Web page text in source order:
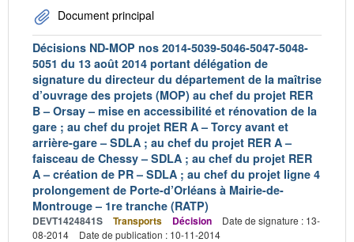
Document principal
Décisions ND-MOP nos 2014-5039-5046-5047-5048-
5051 du 13 août 2014 portant délégation de
signature du directeur du département de la maîtrise
d’ouvrage des projets (MOP) au chef du projet RER
B – Orsay – mise en accessibilité et rénovation de la
gare ; au chef du projet RER A – Torcy avant et
arrière-gare – SDLA ; au chef du projet RER A –
faisceau de Chessy – SDLA ; au chef du projet RER
A – création de PR – SDLA ; au chef du projet ligne 4
prolongement de Porte-d’Orléans à Mairie-de-
Montrouge – 1re tranche (RATP)
DEVT1424841S Transports Décision
Date de signature : 13-
08-2014
Date de publication : 10-11-2014